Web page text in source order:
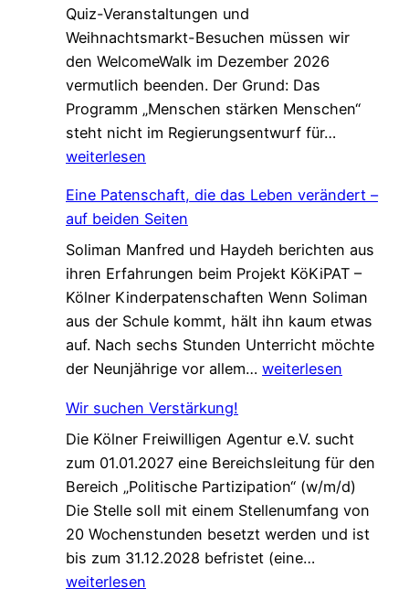
Quiz-Veranstaltungen und
Weihnachtsmarkt-Besuchen müssen wir
den WelcomeWalk im Dezember 2026
vermutlich beenden. Der Grund: Das
Programm „Menschen stärken Menschen“
steht nicht im Regierungsentwurf für…
z
e
C
h
a
n
c
ü
r
d
e
n
weiterlesen
Eine Patenschaft, die das Leben verändert –
auf beiden Seiten
Soliman Manfred und Haydeh berichten aus
ihren Erfahrungen beim Projekt KöKiPAT –
Kölner Kinderpatenschaften Wenn Soliman
aus der Schule kommt, hält ihn kaum etwas
auf. Nach sechs Stunden Unterricht möchte
der Neunjährige vor allem… E
e
P
a
t
e
n
weiterlesen
Wir suchen Verstärkung!
Die Kölner Freiwilligen Agentur e.V. sucht
zum 01.01.2027 eine Bereichsleitung für den
Bereich „Politische Partizipation“ (w/m/d)
Die Stelle soll mit einem Stellenumfang von
20 Wochenstunden besetzt werden und ist
bis zum 31.12.2028 befristet (eine…
weiterlesen